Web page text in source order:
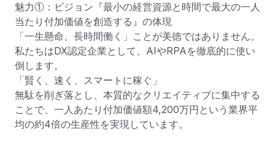
魅力①：ビジョン『最小の経営資源と時間で最大の一人
当たり付加価値を創造する』の体現
「一生懸命、長時間働く」ことが美徳ではありません。
私たちはDX認定企業として、AIやRPAを徹底的に使い
倒します。
「賢く、速く、スマートに稼ぐ」
無駄を削ぎ落とし、本質的なクリエイティブに集中する
ことで、一人あたり付加価値額4,200万円という業界平
均の約4倍の生産性を実現しています。